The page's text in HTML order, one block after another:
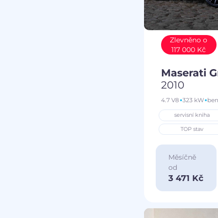
Zlevněno o
117 000 Kč
Maserati
2010
4.7 V8 323 kW
servisní kniha
TOP stav
Měsíčně
od
3 471 Kč